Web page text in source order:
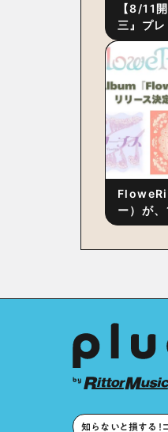
【8/11
三』プ
ーク・
後の“ピ
作秘話
ー）が
Album
知らないと損する